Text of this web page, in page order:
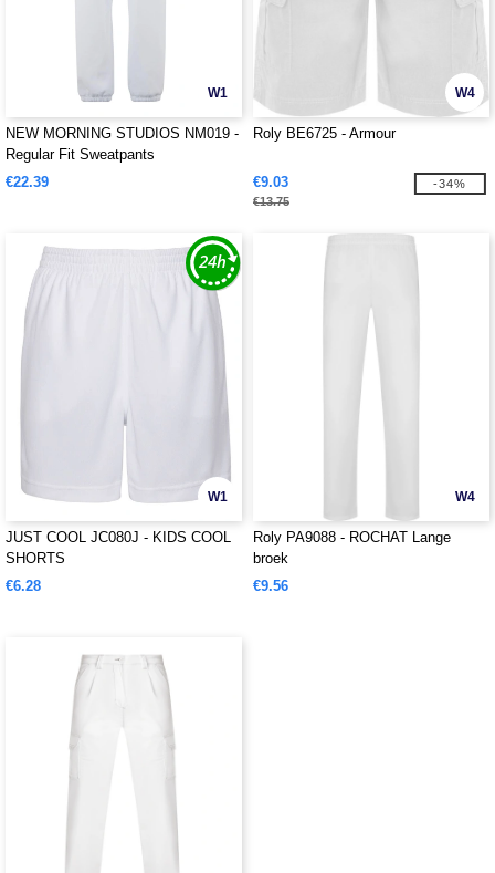
W1
NEW MORNING STUDIOS NM019 -
Regular Fit Sweatpants
€22.39
W4
Roly BE6725 - Armour
€9.03
€13.75
-34%
W1
JUST COOL JC080J - KIDS COOL
SHORTS
€6.28
W4
Roly PA9088 - ROCHAT Lange
broek
€9.56